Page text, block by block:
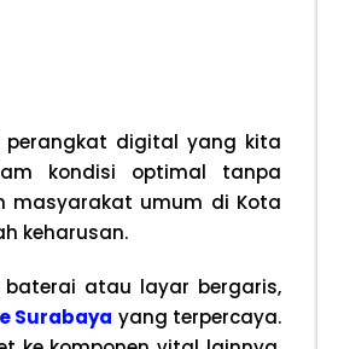
digital yang kita
kondisi optimal tanpa
masyarakat umum di Kota
keharusan.
atau layar bergaris,
Surabaya yang terpercaya.